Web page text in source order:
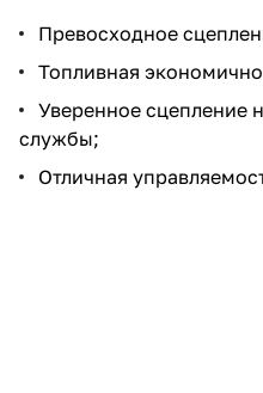
Превосходное
Топливная
Уверенное сцепление
службы;
Отличная